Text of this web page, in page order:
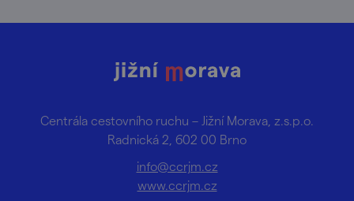
Centrála cestovního ruchu – Jižní Morava, z.s.p.o.
Radnická 2, 602 00 Brno
info@ccrjm.cz
www.ccrjm.cz